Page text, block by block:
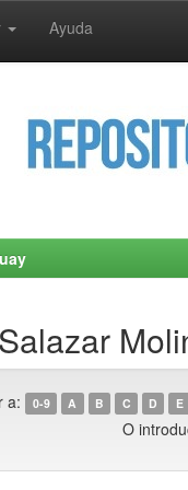
Ayuda
a: 0-9 A B C D E
O